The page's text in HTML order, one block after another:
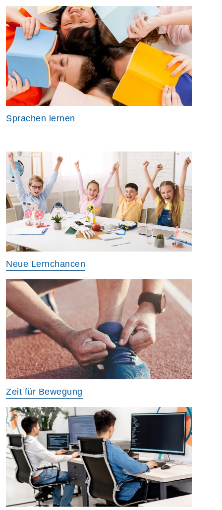
Sprachen lernen
Neue Lernchancen
Zeit für Bewegung